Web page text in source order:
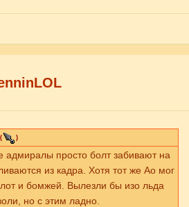
( )
адмиралы просто болт забивают на
из кадра. Хотя тот же Ао мог
и бомжей. Вылезли бы изо льда
но с этим ладно.